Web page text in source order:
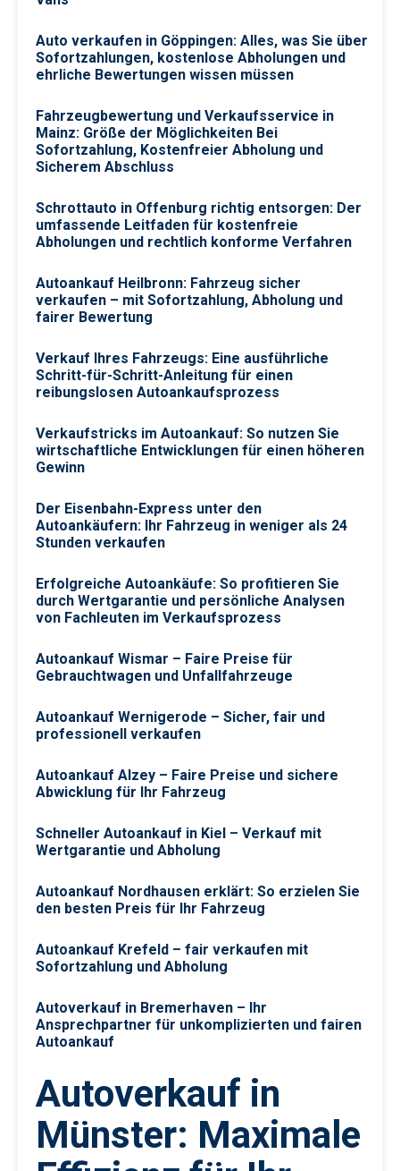
Auto verkaufen in Göppingen: Alles, was Sie über
Sofortzahlungen, kostenlose Abholungen und
ehrliche Bewertungen wissen müssen
Fahrzeugbewertung und Verkaufsservice in
Mainz: Größe der Möglichkeiten Bei
Sofortzahlung, Kostenfreier Abholung und
Sicherem Abschluss
Schrottauto in Offenburg richtig entsorgen: Der
umfassende Leitfaden für kostenfreie
Abholungen und rechtlich konforme Verfahren
Autoankauf Heilbronn: Fahrzeug sicher
verkaufen – mit Sofortzahlung, Abholung und
fairer Bewertung
Verkauf Ihres Fahrzeugs: Eine ausführliche
Schritt-für-Schritt-Anleitung für einen
reibungslosen Autoankaufsprozess
Verkaufstricks im Autoankauf: So nutzen Sie
wirtschaftliche Entwicklungen für einen höheren
Gewinn
Der Eisenbahn-Express unter den
Autoankäufern: Ihr Fahrzeug in weniger als 24
Stunden verkaufen
Erfolgreiche Autoankäufe: So profitieren Sie
durch Wertgarantie und persönliche Analysen
von Fachleuten im Verkaufsprozess
Autoankauf Wismar – Faire Preise für
Gebrauchtwagen und Unfallfahrzeuge
Autoankauf Wernigerode – Sicher, fair und
professionell verkaufen
Autoankauf Alzey – Faire Preise und sichere
Abwicklung für Ihr Fahrzeug
Schneller Autoankauf in Kiel – Verkauf mit
Wertgarantie und Abholung
Autoankauf Nordhausen erklärt: So erzielen Sie
den besten Preis für Ihr Fahrzeug
Autoankauf Krefeld – fair verkaufen mit
Sofortzahlung und Abholung
Autoverkauf in Bremerhaven – Ihr
Ansprechpartner für unkomplizierten und fairen
Autoankauf
Autoverkauf in
Münster: Maximale